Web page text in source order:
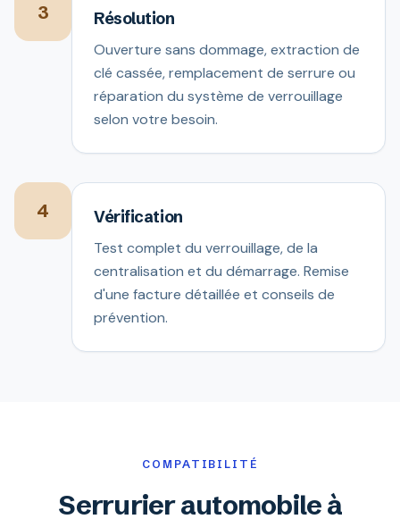
3 Résolution
Ouverture sans dommage, extraction de
clé cassée, remplacement de serrure ou
réparation du système de verrouillage
selon votre besoin.
4 Vérification
Test complet du verrouillage, de la
centralisation et du démarrage. Remise
d'une facture détaillée et conseils de
prévention.
COMPATIBILITÉ
Serrurier automobile à